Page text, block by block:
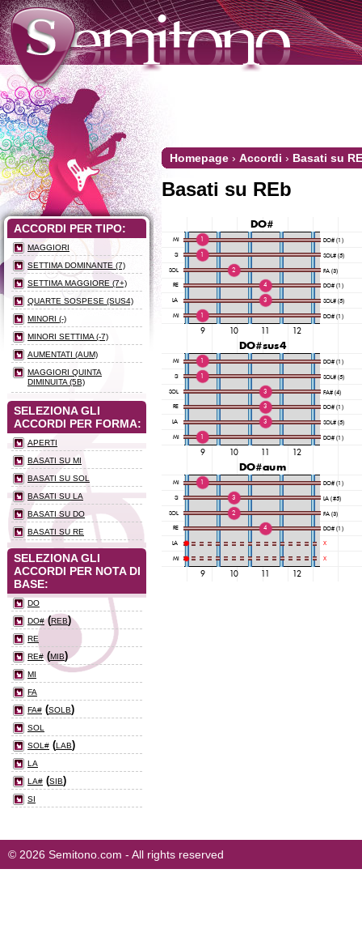
Homepage › Accordi › Basati su
Basati su REb
ACCORDI PER TIPO:
MAGGIORI
SETTIMA DOMINANTE (7)
SETTIMA MAGGIORE (7+)
QUARTE SOSPESE (SUS4)
MINORI (-)
MINORI SETTIMA (-7)
AUMENTATI (AUM)
MAGGIORI QUINTA
DIMINUITA (5B)
SELEZIONA GLI
ACCORDI PER FORMA:
APERTI
BASATI SU MI
BASATI SU SOL
BASATI SU LA
BASATI SU DO
BASATI SU RE
SELEZIONA GLI
ACCORDI PER NOTA DI
BASE:
DO
DO#(REB)
RE
RE# (MIB)
MI
FA
FA# (SOLB)
SOL
SOL# (LAB)
LA
LA# (SIB)
SI
© 2026 Semitono.com - All rights reserved